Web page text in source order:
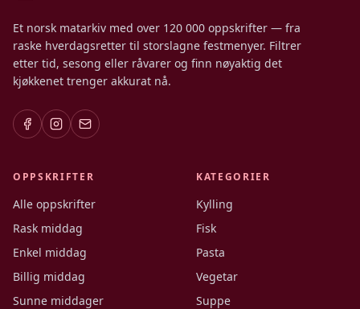
Et norsk matarkiv med over 120 000 oppskrifter — fra
raske hverdagsretter til storslagne festmenyer. Filtrer
etter tid, sesong eller råvarer og finn nøyaktig det
kjøkkenet trenger akkurat nå.
OPPSKRIFTER
Alle oppskrifter
Rask middag
Enkel middag
Billig middag
Sunne middager
KATEGORIER
Kylling
Fisk
Pasta
Vegetar
Suppe